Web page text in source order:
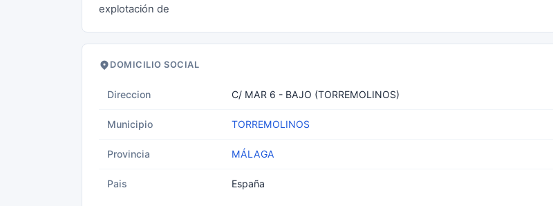
explotación de
DOMICILIO SOCIAL
Direccion C/ MAR 6 - BAJO (TORREMOLINOS)
Municipio TORREMOLINOS
Provincia MÁLAGA
Pais España